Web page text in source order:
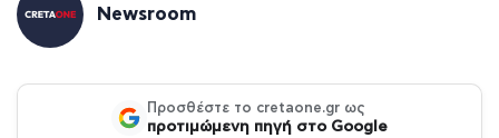
Newsroom
Προσθέστε το cretaone.gr ως
προτιμώμενη πηγή στο Google